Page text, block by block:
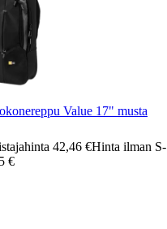
Value 17" musta
42,46 €Hinta ilman S-
€